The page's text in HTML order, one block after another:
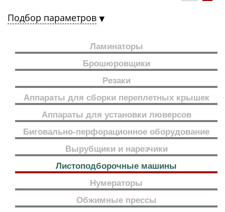
Подбор параметров
Ламинаторы
Брошюровщики
Резаки
Аппараты для сборки переплетных крышек
Аппараты для установки люверсов
Биговально-перфорационное оборудование
Вырубщики и нарезчики
Листоподборочные машины
Нумераторы
Обжимные прессы